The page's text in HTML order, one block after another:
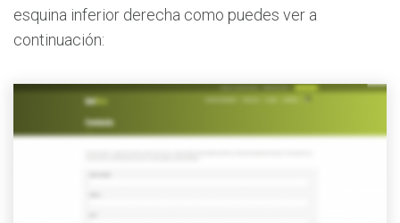
esquina inferior derecha como puedes ver a
continuación: